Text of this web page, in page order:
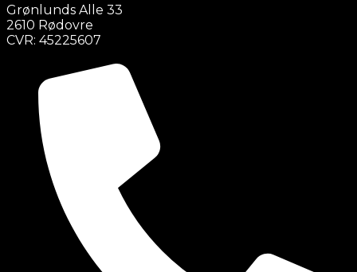
Grønlunds Alle 33
2610 Rødovre
CVR: 45225607